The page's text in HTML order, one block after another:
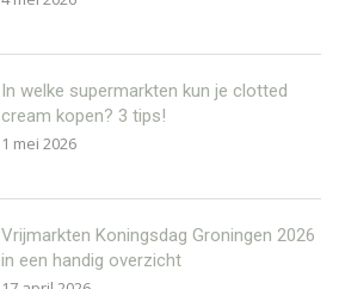
In welke supermarkten kun je clotted
cream kopen? 3 tips!
1 mei 2026
Vrijmarkten Koningsdag Groningen 2026
in een handig overzicht